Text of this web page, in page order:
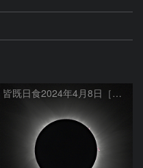
皆既日食2024年4月8日［内部コロナとプロミネンス］